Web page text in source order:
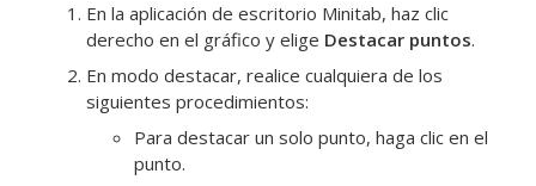
En la aplicación de escritorio Minitab, haz clic
derecho en el gráfico y elige Destacar puntos.
En modo destacar, realice cualquiera de los
siguientes procedimientos:
Para destacar un solo punto, haga clic en el
punto.